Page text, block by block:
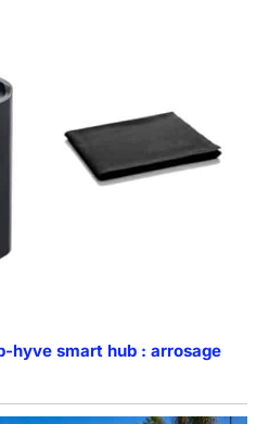
hyve smart hub : arrosage